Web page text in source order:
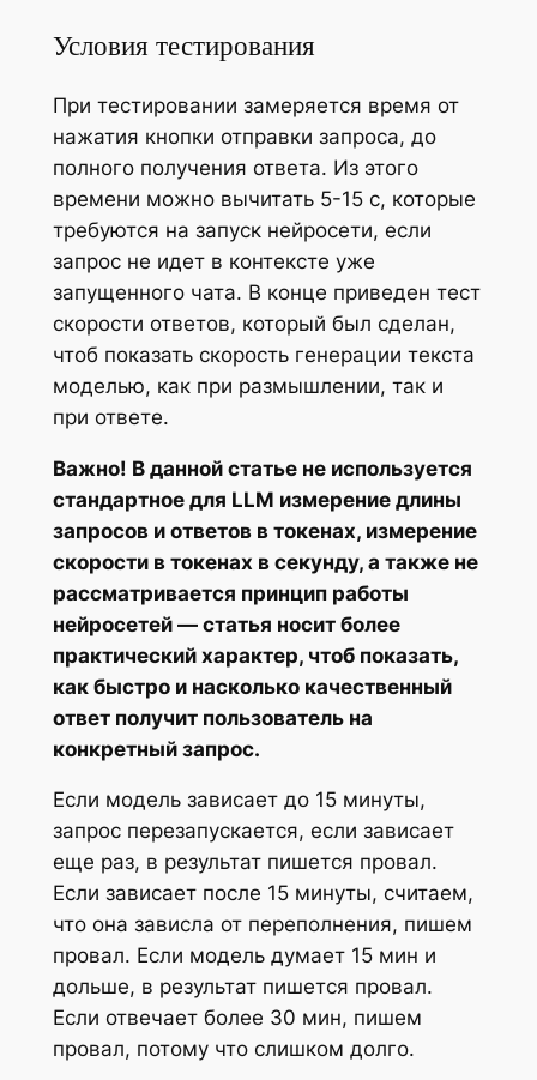
Условия тестирования
При тестировании замеряется время от
нажатия кнопки отправки запроса, до
полного получения ответа. Из этого
времени можно вычитать 5-15 с, которые
требуются на запуск нейросети, если
запрос не идет в контексте уже
запущенного чата. В конце приведен тест
скорости ответов, который был сделан,
чтоб показать скорость генерации текста
моделью, как при размышлении, так и
при ответе.
Важно! В данной статье не используется
стандартное для LLM измерение длины
запросов и ответов в токенах, измерение
скорости в токенах в секунду, а также не
рассматривается принцип работы
нейросетей — статья носит более
практический характер, чтоб показать,
как быстро и насколько качественный
ответ получит пользователь на
конкретный запрос.
Если модель зависает до 15 минуты,
запрос перезапускается, если зависает
еще раз, в результат пишется провал.
Если зависает после 15 минуты, считаем,
что она зависла от переполнения, пишем
провал. Если модель думает 15 мин и
дольше, в результат пишется провал.
Если отвечает более 30 мин, пишем
провал, потому что слишком долго.